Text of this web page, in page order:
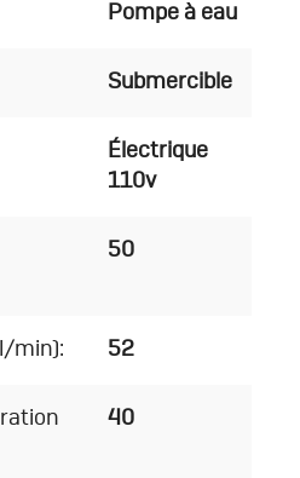
Pompe à eau
Submercible
Électrique
110v
50
min): 52
40